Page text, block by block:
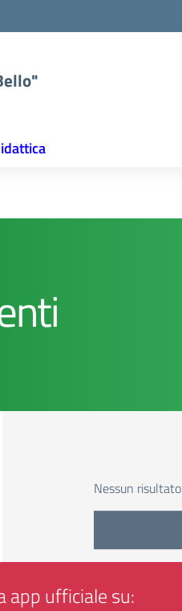
Nessun risultato
app ufficiale su: